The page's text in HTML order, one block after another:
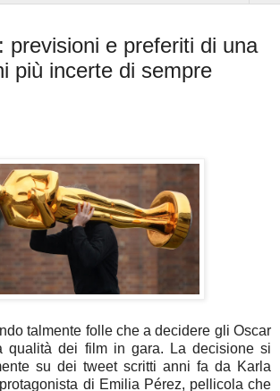
previsioni e preferiti di una
più incerte di sempre
talmente folle che a decidere gli Oscar
qualità dei film in gara. La decisione si
su dei tweet scritti anni fa da Karla
di Emilia Pérez, pellicola che